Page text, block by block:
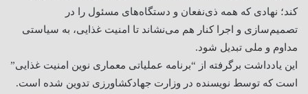
کند؛ نهادی که همه ذی‌نفعان و دستگاه‌های مسئول را در
تصمیم‌سازی و اجرا کنار هم می‌نشاند تا امنیت غذایی، به سیاستی
مداوم و ملی تبدیل شود.
این یادداشت برگرفته از “برنامه عملیاتی معماری نوین امنیت غذایی”
است که توسط نویسنده در وزارت جهادکشاورزی تدوین شده است.